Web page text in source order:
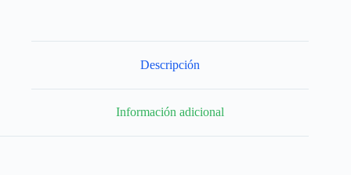
Descripción
Información adicional